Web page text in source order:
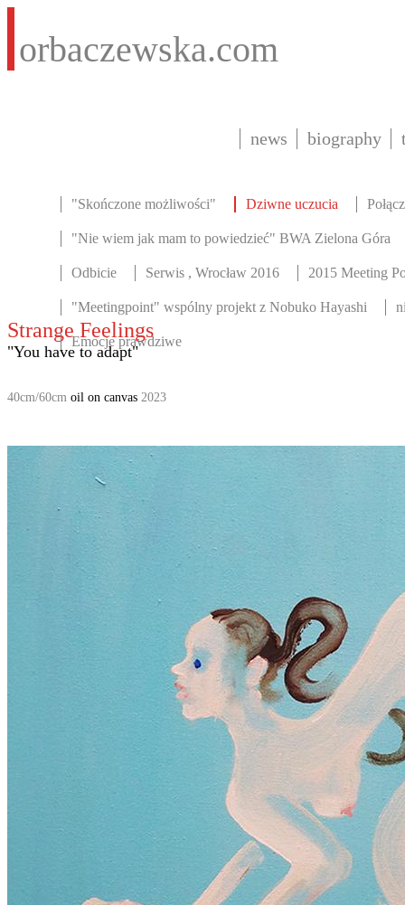
orbaczewska.com
news biography
"Skończone możliwości" Dziwne uczucia
"Nie wiem jak mam to powiedzieć" BWA Zielona Góra
Odbicie Serwis , Wrocław 2016 2015 Meeting
"Meetingpoint" wspólny projekt z Nobuko Hayashi
Emocje prawdziwe
Strange Feelings
"You have to adapt"
40cm/60cm oil on canvas 2023